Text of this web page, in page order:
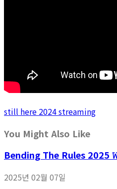
still here 2024 streaming
You Might Also Like
Bending The Rules
2025년 02월 07일